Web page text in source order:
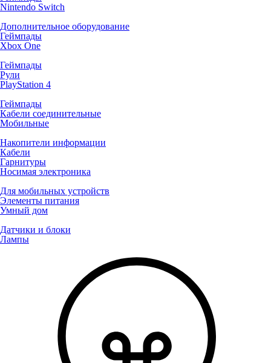
Nintendo Switch
Дополнительное оборудование
Геймпады
Xbox One
Геймпады
Рули
PlayStation 4
Геймпады
Кабели соединительные
Мобильные
Накопители информации
Кабели
Гарнитуры
Носимая электроника
Для мобильных устройств
Элементы питания
Умный дом
Датчики и блоки
Лампы